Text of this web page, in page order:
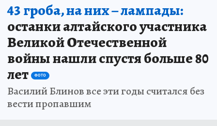
43 гроба, на них – лампады:
останки алтайского участника
Великой Отечественной
войны нашли спустя больше 80
лет
ФОТО
Василий Блинов все эти годы считался без
вести пропавшим